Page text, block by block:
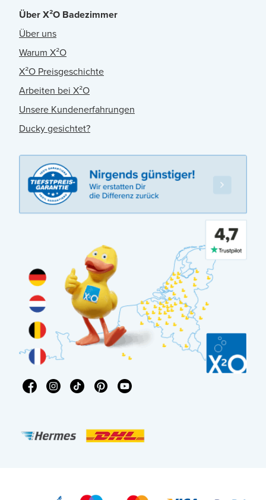
Über X²O Badezimmer
Über uns
Warum X²O
X²O Preisgeschichte
Arbeiten bei X²O
Unsere Kundenerfahrungen
Ducky gesichtet?